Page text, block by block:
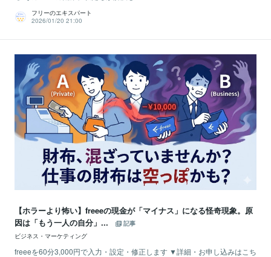
フリーのエキスパート
2026/01/20 21:00
【ホラーより怖い】freeeの現金が「マイナス」になる怪奇現象。原
因は「もう一人の自分」...
記事
ビジネス・マーケティング
freeeを60分3,000円で入力・設定・修正します ▼詳細・お申し込みはこち